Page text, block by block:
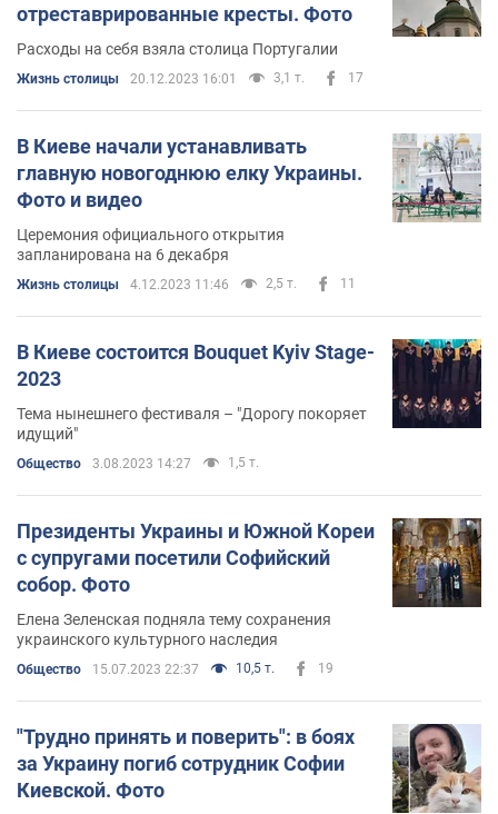
отреставрированные кресты. Фото
Расходы на себя взяла столица Португалии
Жизнь столицы 20.12.2023 16:01 3,1 т. 17
В Киеве начали устанавливать
главную новогоднюю елку Украины.
Фото и видео
Церемония официального открытия
запланирована на 6 декабря
Жизнь столицы 4.12.2023 11:46 2,5 т. 11
В Киеве состоится Bouquet Kyiv Stage-
2023
Тема нынешнего фестиваля – "Дорогу покоряет
идущий"
Общество 3.08.2023 14:27 1,5 т.
Президенты Украины и Южной Кореи
с супругами посетили Софийский
собор. Фото
Елена Зеленская подняла тему сохранения
украинского культурного наследия
Общество 15.07.2023 22:37 10,5 т. 19
"Трудно принять и поверить": в боях
за Украину погиб сотрудник Софии
Киевской. Фото